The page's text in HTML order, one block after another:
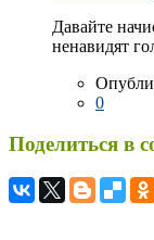
Давайте
ненавидят
0
Поделиться в